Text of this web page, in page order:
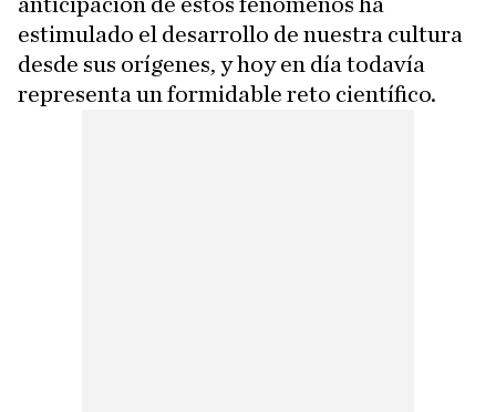
estimulado el desarrollo de nuestra cultura
desde sus orígenes, y hoy en día todavía
representa un formidable reto científico.